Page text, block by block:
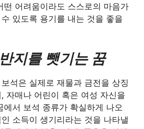
떤 어려움이라도 스스로의 마음가
있도록 용기를 내는 것을 좋을
지를 뺏기는 꿈
석은 실제로 재물과 금전을 상징
자매나 어린이 혹은 여성 자신을
에서 보석 종류가 확실하게 나오
소득이 생기리라는 것을 나타낼